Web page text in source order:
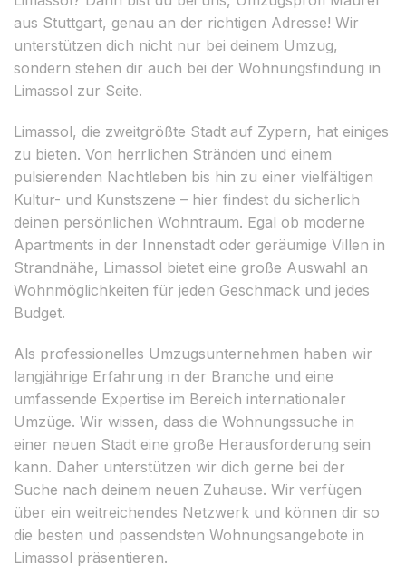
aus Stuttgart, genau an der richtigen Adresse! Wir
unterstützen dich nicht nur bei deinem Umzug,
sondern stehen dir auch bei der Wohnungsfindung in
Limassol zur Seite.
Limassol, die zweitgrößte Stadt auf Zypern, hat einiges
zu bieten. Von herrlichen Stränden und einem
pulsierenden Nachtleben bis hin zu einer vielfältigen
Kultur- und Kunstszene – hier findest du sicherlich
deinen persönlichen Wohntraum. Egal ob moderne
Apartments in der Innenstadt oder geräumige Villen in
Strandnähe, Limassol bietet eine große Auswahl an
Wohnmöglichkeiten für jeden Geschmack und jedes
Budget.
Als professionelles Umzugsunternehmen haben wir
langjährige Erfahrung in der Branche und eine
umfassende Expertise im Bereich internationaler
Umzüge. Wir wissen, dass die Wohnungssuche in
einer neuen Stadt eine große Herausforderung sein
kann. Daher unterstützen wir dich gerne bei der
Suche nach deinem neuen Zuhause. Wir verfügen
über ein weitreichendes Netzwerk und können dir so
die besten und passendsten Wohnungsangebote in
Limassol präsentieren.